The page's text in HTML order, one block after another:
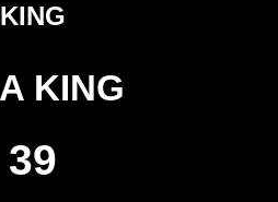
KING
KING
39